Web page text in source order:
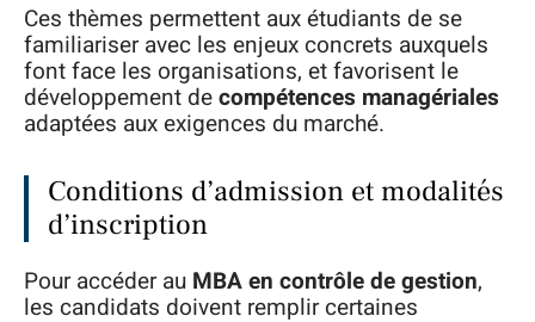
Ces thèmes permettent aux étudiants de se
familiariser avec les enjeux concrets auxquels
font face les organisations, et favorisent le
développement decompétences managériales
adaptées aux exigences du marché.
Conditions d’admission et modalités
d’inscription
Pour accéder au MBA en contrôle de gestion,
les candidats doivent remplir certaines